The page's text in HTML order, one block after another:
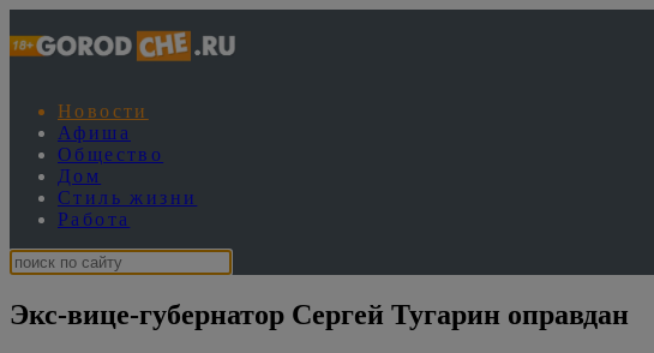
Новости
Афиша
Общество
Дом
Стиль жизни
Работа
Экс-вице-губернатор Сергей Тугарин оправдан